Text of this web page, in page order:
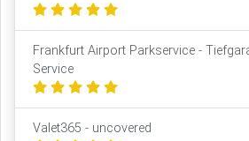
Frankfurt Airport Parkservice -
Service
Valet365 - uncovered